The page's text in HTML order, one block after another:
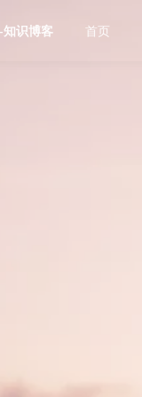
识博客 首页